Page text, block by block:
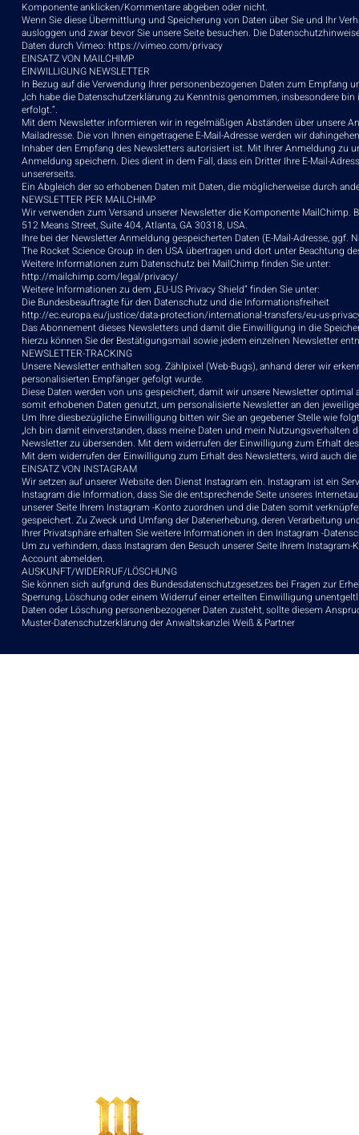
Komponente anklicken/Kommentare abgeben oder nicht.
Wenn Sie diese Übermittlung und Speicherung von Daten über Sie und Ihr
ausloggen und zwar bevor Sie unsere Seite besuchen. Die
Daten durch Vimeo: https://vimeo.com/privacy
EINSATZ VON MAILCHIMP
EINWILLIGUNG NEWSLETTER
In Bezug auf die Verwendung Ihrer personenbezogenen Daten zum Empfang
„Ich habe die Datenschutzerklärung zu Kenntnis genommen, insbesondere
erfolgt.“.
Mit dem Newsletter informieren wir in regelmäßigen Abständen über unsere
Mailadresse. Die von Ihnen eingetragene E-Mail-Adresse werden wir
Inhaber den Empfang des Newsletters autorisiert ist. Mit Ihrer Anmeldung zu
Anmeldung speichern. Dies dient in dem Fall, dass ein Dritter Ihre E-Mail-
unsererseits.
Ein Abgleich der so erhobenen Daten mit Daten, die möglicherweise durch
NEWSLETTER PER MAILCHIMP
Wir verwenden zum Versand unserer Newsletter die Komponente MailChimp.
512 Means Street, Suite 404, Atlanta, GA 30318, USA.
Ihre bei der Newsletter Anmeldung gespeicherten Daten (E-Mail-Adresse, ggf.
The Rocket Science Group in den USA übertragen und dort unter Beachtung
Weitere Informationen zum Datenschutz bei MailChimp finden Sie unter:
http://mailchimp.com/legal/privacy/
Weitere Informationen zu dem „EU-US Privacy Shield“ finden Sie unter:
Die Bundesbeauftragte für den Datenschutz und die Informationsfreiheit
http://ec.europa.eu/justice/data-protection/international-transfers/eu-us-
Das Abonnement dieses Newsletters und damit die Einwilligung in die
hierzu können Sie der Bestätigungsmail sowie jedem einzelnen Newsletter
NEWSLETTER-TRACKING
Unsere Newsletter enthalten sog. Zählpixel (Web-Bugs), anhand derer wir
personalisierten Empfänger gefolgt wurde.
Diese Daten werden von uns gespeichert, damit wir unsere Newsletter
somit erhobenen Daten genutzt, um personalisierte Newsletter an den
Um Ihre diesbezügliche Einwilligung bitten wir Sie an gegebener Stelle wie
„Ich bin damit einverstanden, dass meine Daten und mein
Newsletter zu übersenden. Mit dem widerrufen der Einwilligung zum Erhalt
Mit dem widerrufen der Einwilligung zum Erhalt des Newsletters, wird auch
EINSATZ VON INSTAGRAM
Wir setzen auf unserer Website den Dienst Instagram ein. Instagram ist ein
Instagram die Information, dass Sie die entsprechende Seite unseres
unserer Seite Ihrem Instagram -Konto zuordnen und die Daten somit
gespeichert. Zu Zweck und Umfang der Datenerhebung, deren Verarbeitung
Ihrer Privatsphäre erhalten Sie weitere Informationen in den Instagram -
Um zu verhindern, dass Instagram den Besuch unserer Seite Ihrem
Account abmelden.
AUSKUNFT/WIDERRUF/LÖSCHUNG
Sie können sich aufgrund des Bundesdatenschutzgesetzes bei Fragen zur
Sperrung, Löschung oder einem Widerruf einer erteilten Einwilligung
Daten oder Löschung personenbezogener Daten zusteht, sollte diesem
Muster-Datenschutzerklärung derAnwaltskanzlei Weiß & Partner